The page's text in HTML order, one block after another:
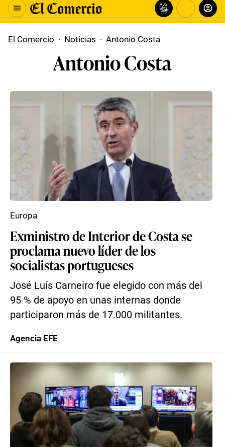
El Comercio · Noticias · Antonio Costa
Antonio Costa
Exministro de Interior de Costa se
proclama nuevo líder de los
socialistas portugueses
José Luís Carneiro fue elegido con más del
95 % de apoyo en unas internas donde
participaron más de 17.000 militantes.
Europa
Agencia EFE